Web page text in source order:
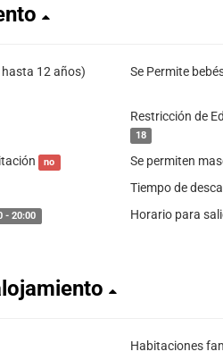
12 años) Se Permite
Restricción de
18
no Se permiten
Tiempo de
- 20:00 Horario para
Habitaciones